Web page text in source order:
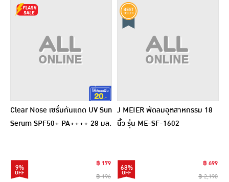
Clear Nose เซรั่มกันแดด UV Sun
Serum SPF50+ PA++++ 28 มล.
9%
฿ 179
฿ 196
J MEIER พัดลมอุตสาหกรรม 18
นิ้ว รุ่น ME-SF-1602
68%
฿ 699
฿ 2,190